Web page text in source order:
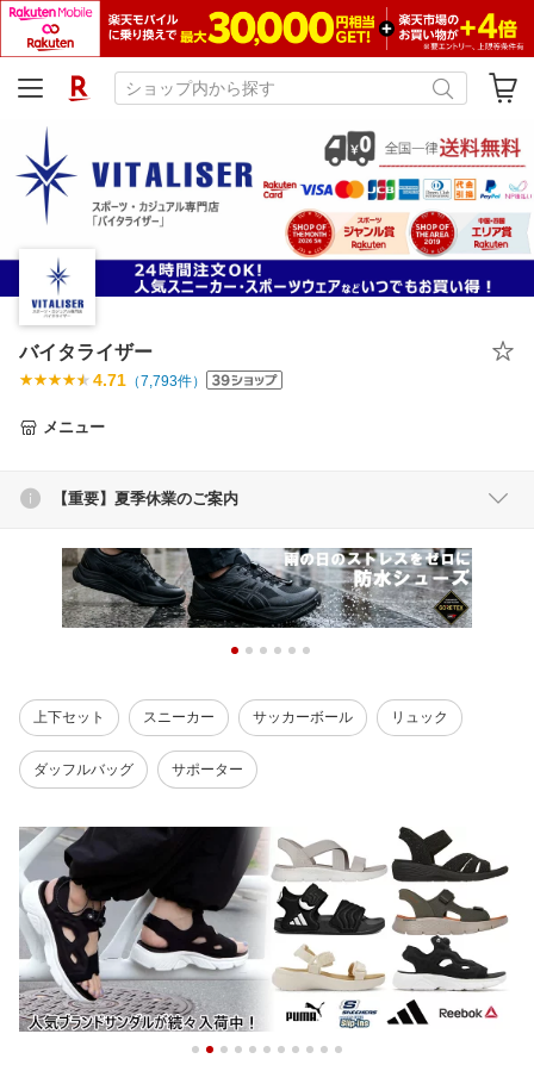
バイタライザー
4.71 （7,793件）
メニュー
【重要】夏季休業のご案内
上下セット スニーカー サッカーボール リュック
ダッフルバッグ サポーター